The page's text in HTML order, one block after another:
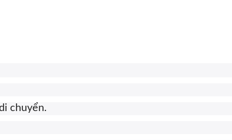
chuyển.